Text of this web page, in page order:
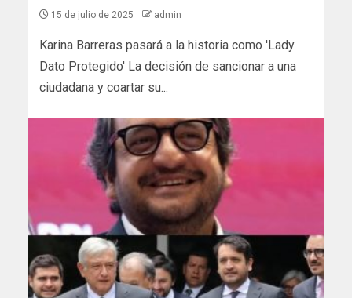
15 de julio de 2025 admin
Karina Barreras pasará a la historia como 'Lady
Dato Protegido' La decisión de sancionar a una
ciudadana y coartar su...